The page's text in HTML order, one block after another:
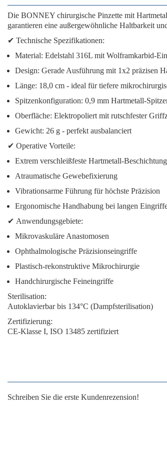
Die BONNEY chirurgische Pinzette mit
garantieren eine außergewöhnliche Haltbarkeit
✔ Technische Spezifikationen:
Material: Edelstahl 316L mit Wolframkarbid-
Design: Gerade Ausführung mit 1x2 präzisen
Länge: 18,0 cm - ideal für tiefere
Spitzenkonfiguration: 0,9 mm Hartmetall-
Oberfläche: Elektropoliert mit rutschfester
Gewicht: 26 g - perfekt ausbalanciert
✔ Operative Vorteile:
Extrem verschleißfeste Hartmetall-Beschichtung
Atraumatische Gewebefixierung
Vibrationsarme Führung für höchste Präzision
Ergonomische Handhabung bei langen
✔ Anwendungsgebiete:
Mikrovaskuläre Anastomosen
Ophthalmologische Präzisionseingriffe
Plastisch-rekonstruktive Mikrochirurgie
Handchirurgische Feineingriffe
Sterilisation:
Autoklavierbar bis 134°C (Dampfsterilisation)
Zertifizierung:
CE-Klasse I, ISO 13485 zertifiziert
Schreiben Sie die erste Kundenrezension!